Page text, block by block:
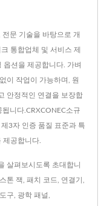
문 기술을 바탕으로 개
통합업체 및 서비스 제
옵션을 제공합니다. 가벼
이 작업이 가능하며, 원
안정적인 연결을 보장합
니다.CRXCONEC소규
3자 인증 품질 표준과 특
제공합니다.
살펴보시도록 초대합니
톤 잭 패치 코드 연결기
구 광학 패널